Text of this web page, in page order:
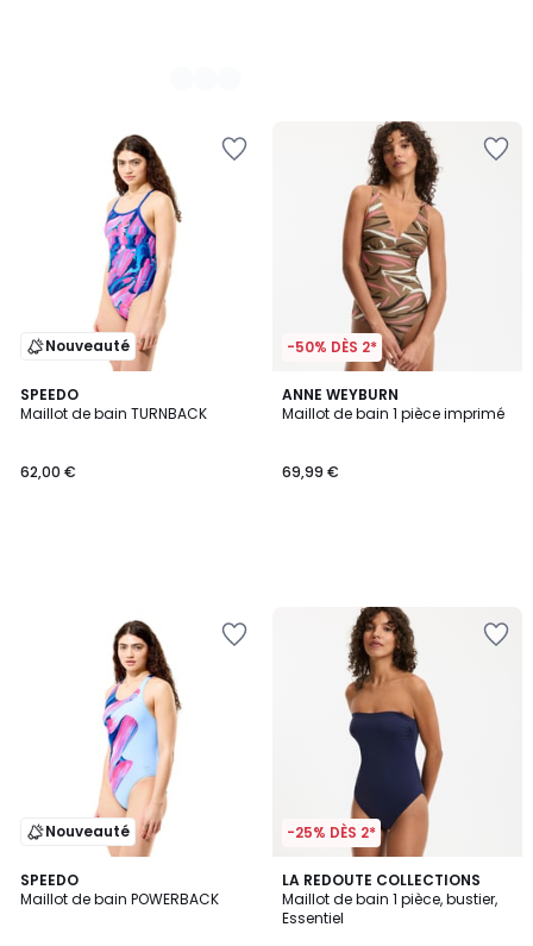
Nouveauté
SPEEDO
Maillot de bain TURNBACK
62,00 €
-50% DÈS 2*
ANNE WEYBURN
Maillot de bain 1 pièce imprimé
69,99 €
Nouveauté
SPEEDO
Maillot de bain POWERBACK
-25% DÈS 2*
LA REDOUTE COLLECTIONS
Maillot de bain 1 pièce, bustier,
Essentiel
4,3
/ 5
2
Couleurs